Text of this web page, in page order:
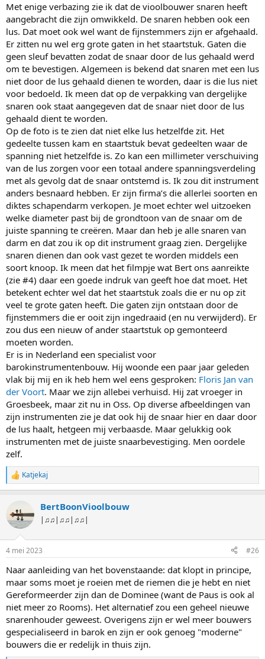
Met enige verbazing zie ik dat de vioolbouwer snaren heeft
aangebracht die zijn omwikkeld. De snaren hebben ook een
lus. Dat moet ook wel want de fijnstemmers zijn er afgehaald.
Er zitten nu wel erg grote gaten in het staartstuk. Gaten die
geen sleuf bevatten zodat de snaar door de lus gehaald werd
om te bevestigen. Algemeen is bekend dat snaren met een lus
niet door de lus gehaald dienen te worden, daar is die lus niet
voor bedoeld. Ik meen dat op de verpakking van dergelijke
snaren ook staat aangegeven dat de snaar niet door de lus
gehaald dient te worden.
Op de foto is te zien dat niet elke lus hetzelfde zit. Het
gedeelte tussen kam en staartstuk bevat gedeelten waar de
spanning niet hetzelfde is. Zo kan een millimeter verschuiving
van de lus zorgen voor een totaal andere spanningsverdeling
met als gevolg dat de snaar ontstemd is. Ik zou dit instrument
anders besnaard hebben. Er zijn firma’s die allerlei soorten en
diktes schapendarm verkopen. Je moet echter wel uitzoeken
welke diameter past bij de grondtoon van de snaar om de
juiste spanning te creëren. Maar dan heb je alle snaren van
darm en dat zou ik op dit instrument graag zien. Dergelijke
snaren dienen dan ook vast gezet te worden middels een
soort knoop. Ik meen dat het filmpje wat Bert ons aanreikte
(zie #4) daar een goede indruk van geeft hoe dat moet. Het
betekent echter wel dat het staartstuk zoals die er nu op zit
veel te grote gaten heeft. Die gaten zijn ontstaan door de
fijnstemmers die er ooit zijn ingedraaid (en nu verwijderd). Er
zou dus een nieuw of ander staartstuk op gemonteerd
moeten worden.
Er is in Nederland een specialist voor
barokinstrumentenbouw. Hij woonde een paar jaar geleden
vlak bij mij en ik heb hem wel eens gesproken: Floris Jan van
der Voort. Maar we zijn allebei verhuisd. Hij zat vroeger in
Groesbeek, maar zit nu in Oss. Op diverse afbeeldingen van
zijn instrumenten zie je dat ook hij de snaar hier en daar door
de lus haalt, hetgeen mij verbaasde. Maar gelukkig ook
instrumenten met de juiste snaarbevestiging. Men oordele
zelf.
W
a
d
e
n
e
n
:
Katjekaj
BertBoonVioolbouw
|♫♫|♫♫|♫♫|
4 mei 2023 #26
Naar aanleiding van het bovenstaande: dat klopt in principe,
maar soms moet je roeien met de riemen die je hebt en niet
Gereformeerder zijn dan de Dominee (want de Paus is ook al
niet meer zo Rooms). Het alternatief zou een geheel nieuwe
snarenhouder geweest. Overigens zijn er wel meer bouwers
gespecialiseerd in barok en zijn er ook genoeg "moderne"
bouwers die er redelijk in thuis zijn.